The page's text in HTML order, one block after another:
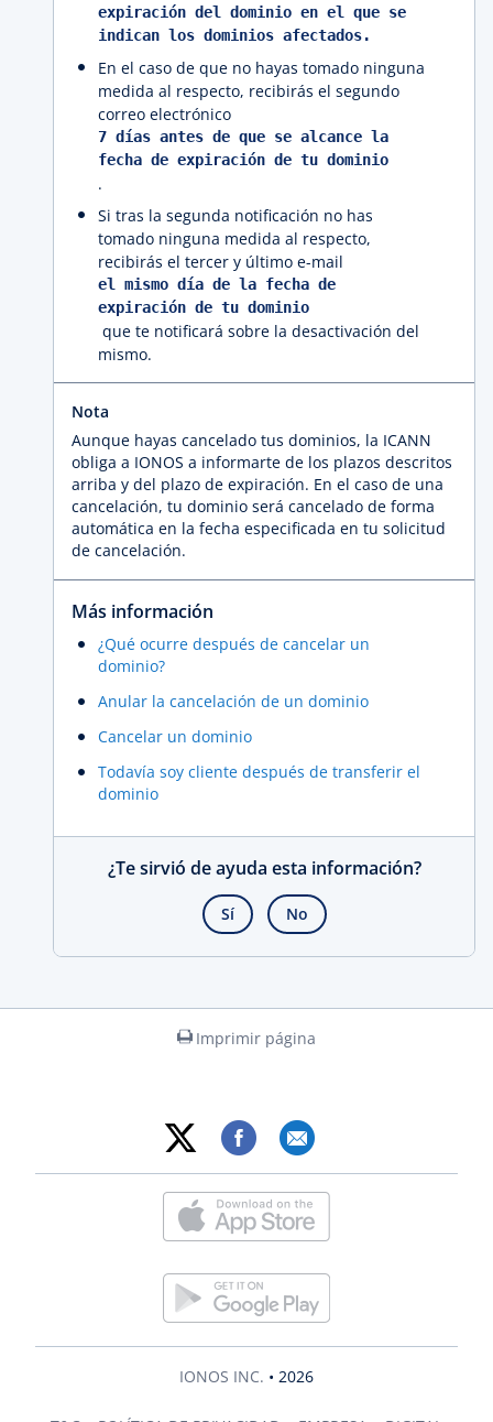
expiración del dominio en el que se
indican los dominios afectados.
En el caso de que no hayas tomado ninguna
medida al respecto, recibirás el segundo
correo electrónico
7 días antes de que se alcance la
fecha de expiración de tu dominio
.
Si tras la segunda notificación no has
tomado ninguna medida al respecto,
recibirás el tercer y último e-mail
el mismo día de la fecha de
expiración de tu dominio
que te notificará sobre la desactivación del
mismo.
Nota
Aunque hayas cancelado tus dominios, la ICANN
obliga a IONOS a informarte de los plazos descritos
arriba y del plazo de expiración. En el caso de una
cancelación, tu dominio será cancelado de forma
automática en la fecha especificada en tu solicitud
de cancelación.
Más información
¿Qué ocurre después de cancelar un
dominio?
Anular la cancelación de un dominio
Cancelar un dominio
Todavía soy cliente después de transferir el
dominio
¿Te sirvió de ayuda esta información?
Sí No
Imprimir página
IONOS INC. • 2026